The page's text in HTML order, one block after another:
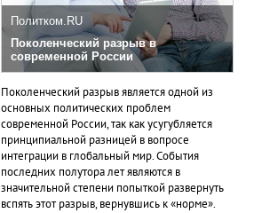
Политком.RU
Поколенческий разрыв в
современной России
Поколенческий разрыв является одной из
основных политических проблем
современной России, так как усугубляется
принципиальной разницей в вопросе
интеграции в глобальный мир. События
последних полутора лет являются в
значительной степени попыткой развернуть
вспять этот разрыв, вернувшись к «норме».